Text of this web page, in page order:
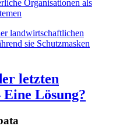
Organisationen als
letzten
Lösung?